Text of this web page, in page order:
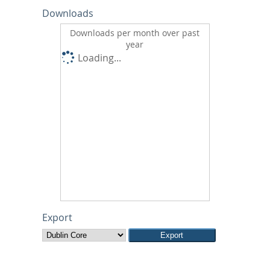
Downloads
Downloads per month over past
year
Loading...
Export